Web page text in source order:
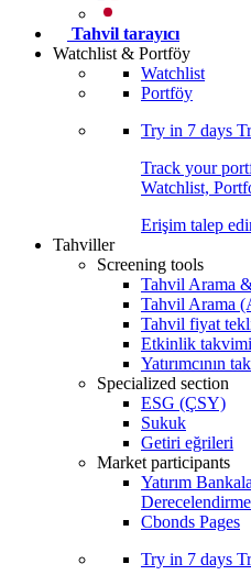
Tahvil tarayıcı
Watchlist & Portföy
Watchlist
Portföy
Try in 7 days
Track your
Watchlist,
Erişim talep
Tahviller
Screening tools
Tahvil Arama
Tahvil Arama
Tahvil fiyat
Etkinlik takvimi
Yatırımcının
Specialized section
ESG (ÇSY)
Sukuk
Getiri eğrileri
Market participants
Yatırım
Cbonds Pages
Try in 7 days